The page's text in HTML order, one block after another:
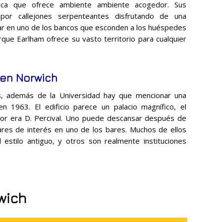
que ofrece ambiente ambiente acogedor. Sus
callejones serpenteantes disfrutando de una
en uno de los bancos que esconden a los huéspedes
Earlham ofrece su vasto territorio para cualquier
Norwich
además de la Universidad hay que mencionar una
1963. El edificio parece un palacio magnífico, el
era D. Percival. Uno puede descansar después de
de interés en uno de los bares. Muchos de ellos
antiguo, y otros son realmente instituciones